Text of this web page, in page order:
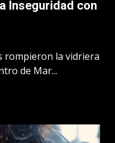
Inseguridad con
rompieron la vidriera
de Mar...